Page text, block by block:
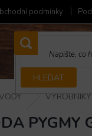
podmínky
HLEDAT
PYGMY